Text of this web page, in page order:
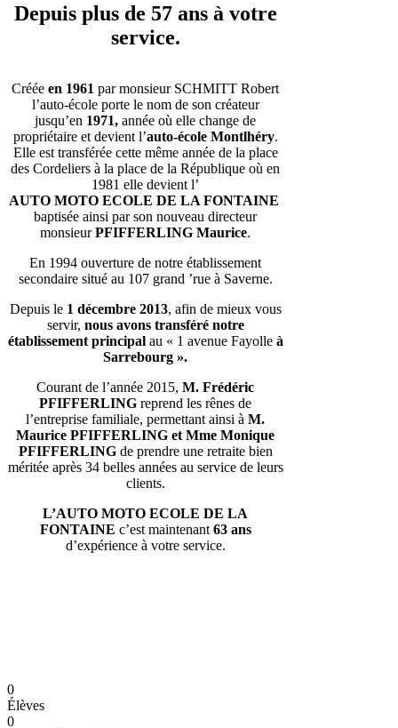
Depuis plus de 57 ans à votre
service.
Crééeen 1961 par monsieur SCHMITT Robert
l’auto-école porte le nom de son créateur
jusqu’en 1971, année où elle change de
propriétaire et devient l’auto-école Montlhéry.
Elle est transférée cette même année de la place
des Cordeliers à la place de la République où en
1981 elle devient l’
AUTO MOTO ECOLE DE LA FONTAINE
baptisée ainsi par son nouveau directeur
monsieurPFIFFERLING Maurice.
En 1994 ouverture de notre établissement
secondaire situé au 107 grand ’rue à Saverne.
Depuis le1 décembre 2013, afin de mieux vous
servir, nous avons transféré notre
établissement principalau « 1 avenue Fayolleà
Sarrebourg ».
Courant de l’année 2015,M. Frédéric
PFIFFERLINGreprend les rênes de
l’entreprise familiale, permettant ainsi àM.
Maurice PFIFFERLING et Mme Monique
PFIFFERLINGde prendre une retraite bien
méritée après 34 belles années au service de leurs
clients.
L’AUTO MOTO ECOLE DE LA
FONTAINE c’est maintenant 63 ans
d’expérience à votre service.
0
Élèves
0